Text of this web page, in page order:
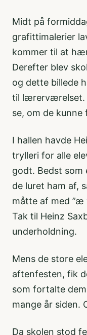
Midt på
grafittimalerier
kommer til at
Derefter blev
og dette billede
til lærerværelset.
se, om de kunne
I hallen havde
trylleri for alle
godt. Bedst som
de luret ham af,
måtte af med ”æ
Tak til Heinz
underholdning.
Mens de store
aftenfesten, fik
som fortalte
mange år siden.
Da skolen stod